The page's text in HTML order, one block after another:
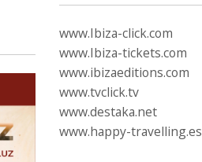
www.Ibiza-click.com
www.Ibiza-tickets.com
www.ibizaeditions.com
www.tvclick.tv
www.destaka.net
www.happy-travelling.es